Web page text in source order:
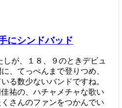
にシンドバッド
しが、１８、９のときデビュ
、てっぺんまで登りつめ、
る数少ないバンドですね。
祐の、ハチャメチャな歌い
さんのファンをつかんでい